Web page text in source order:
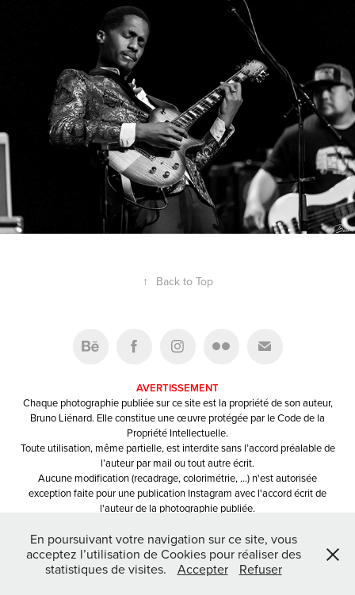
↑ Back to Top
AVERTISSEMENT
Chaque photographie publiée sur ce site est la propriété de son auteur,
Bruno Liénard. Elle constitue une œuvre protégée par le Code de la
Propriété Intellectuelle.
Toute utilisation, même partielle, est interdite sans l’accord préalable de
l’auteur par mail ou tout autre écrit.
Aucune modification (recadrage, colorimétrie, …) n'est autorisée
exception faite pour une publication Instagram avec l'accord écrit de
l'auteur de la photographie publiée.
photographe.
Powered by Adobe Portfolio
En poursuivant votre navigation sur ce site, vous
acceptez l’utilisation de Cookies pour réaliser des
statistiques de visites.
Accepter Refuser